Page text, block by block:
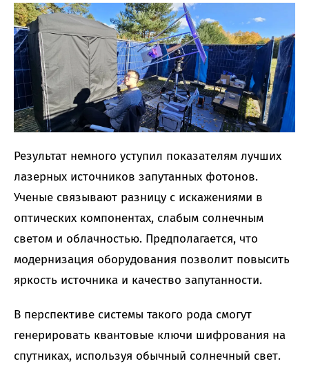
Результат немного уступил показателям лучших
лазерных источников запутанных фотонов.
Ученые связывают разницу с искажениями в
оптических компонентах, слабым солнечным
светом и облачностью. Предполагается, что
модернизация оборудования позволит повысить
яркость источника и качество запутанности.
В перспективе системы такого рода смогут
генерировать квантовые ключи шифрования на
спутниках, используя обычный солнечный свет.